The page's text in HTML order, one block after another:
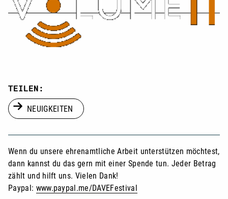
TEILEN:
NEUIGKEITEN
Wenn du unsere ehrenamtliche Arbeit unterstützen möchtest,
dann kannst du das gern mit einer Spende tun. Jeder Betrag
zählt und hilft uns. Vielen Dank!
Paypal: www.paypal.me/DAVEFestival